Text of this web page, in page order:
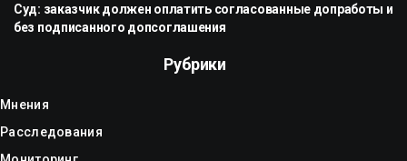
Суд: заказчик должен оплатить согласованные допработы и
без подписанного допсоглашения
Рубрики
Мнения
Расследования